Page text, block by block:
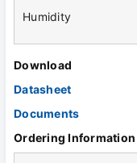
Humidity
Download
Datasheet
Documents
Ordering Information